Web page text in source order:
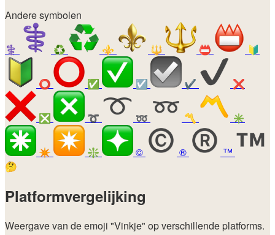
Andere symbolen
⚕️ ♻️ ⚜️ 🔱 📛 🔰
⭕ ✅ ☑️ ✔️ ❌
❎ ➰ ➿ 〽️ ✳️
✴️ ❇️ ©️ ®️
™️
🤔
Platformvergelijking
Weergave van de emoji "Vinkje" op verschillende platforms.